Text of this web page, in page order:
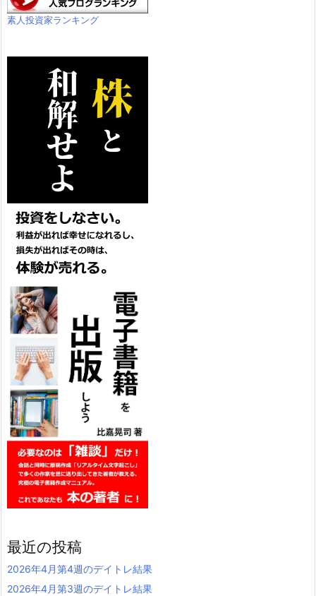
素人投資家ランキング
最近の投稿
2026年4月第4週のデイトレ結果
2026年4月第3週のデイトレ結果